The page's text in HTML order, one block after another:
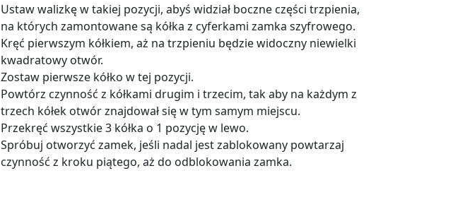
Ustaw walizkę w takiej pozycji, abyś widział boczne części trzpienia,
na których zamontowane są kółka z cyferkami zamka szyfrowego.
Kręć pierwszym kółkiem, aż na trzpieniu będzie widoczny niewielki
kwadratowy otwór.
Zostaw pierwsze kółko w tej pozycji.
Powtórz czynność z kółkami drugim i trzecim, tak aby na każdym z
trzech kółek otwór znajdował się w tym samym miejscu.
Przekręć wszystkie 3 kółka o 1 pozycję w lewo.
Spróbuj otworzyć zamek, jeśli nadal jest zablokowany powtarzaj
czynność z kroku piątego, aż do odblokowania zamka.